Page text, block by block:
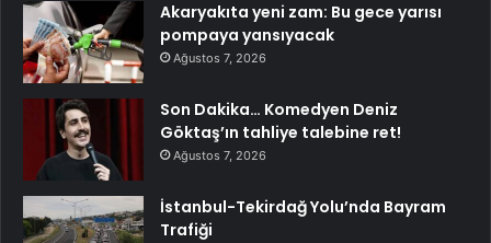
Akaryakıta yeni zam: Bu gece yarısı
pompaya yansıyacak
Ağustos 7, 2026
Son Dakika… Komedyen Deniz
Göktaş’ın tahliye talebine ret!
Ağustos 7, 2026
İstanbul-Tekirdağ Yolu’nda Bayram
Trafiği